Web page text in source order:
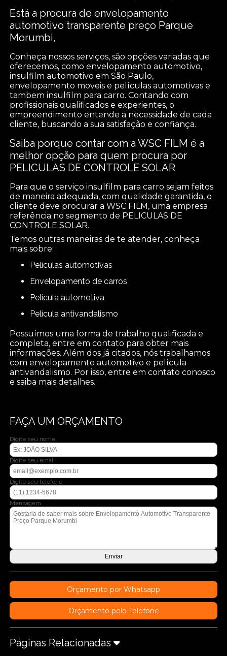
Está a procura de envelopamento
automotivo transparente preço Parque
Morumbi,
Conheça nossos serviços, são opções variadas que
oferecemos, como envelopamento automotivo,
insulfilm automotivo em São Paulo,
envelopamento moveis e películas automotivas e
tambem insulfilm para carro. Contando com
profissionais qualificados e experientes, o
empreendimento entende a necessidade de cada
cliente, buscando a sua satisfação e confiança.
Saiba porque contar com a WSC FILM é a
melhor opção para quem procura por
PELICULAS DE CONTROLE SOLAR
Para que o serviço insulfilm para carro sejam feitos
de maneira adequada, com qualidade garantida, o
cliente deve procurar a WSC FILM, uma empresa
referência no segmento de PELICULAS DE
CONTROLE SOLAR.
Temos outras maneiras de te atender, conheça
mais sobre:
películas automotivas
envelopamento de carros
película automotiva
película antivandalismo
Possuímos uma forma de trabalho qualificada e
completa, entre em contato para obter mais
informações. Além dos já citados, nós trabalhamos
com envelopamento automotivo e película
antivandalismo. Por isso, entre em contato conosco
e saiba mais detalhes.
FAÇA UM ORÇAMENTO
Digite seu nome
Digite seu email
Digite seu telefone
Mensagem
Orçamento por Whatsapp
Orçamento pelo Telefone
Páginas Relacionadas